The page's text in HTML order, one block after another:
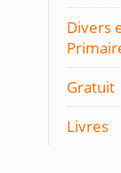
Divers
Gratuit
Livres